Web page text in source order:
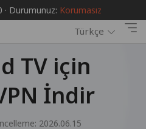
· Durumunuz: Korumasız
Türkçe
TV için
İndir
2026.06.15